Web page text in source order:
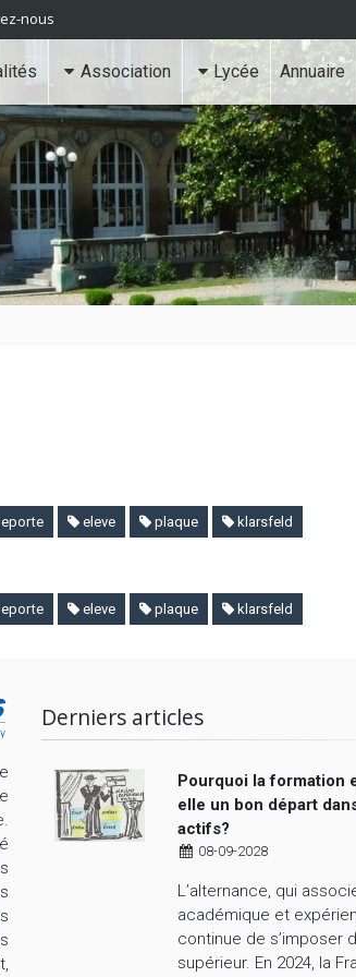
nous
Association Lycée Annuaire
eleve plaque klarsfeld
eleve plaque klarsfeld
Derniers articles
Pourquoi la formation
elle un bon départ
actifs?
08-09-2028
L’alternance, qui
académique et
continue de s’imposer
supérieur. En 2024, la